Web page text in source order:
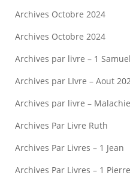
Archives Octobre 2024
Archives Octobre 2024
Archives par livre – 1 Samuel
Archives par LIvre – Aout
Archives par livre – Malachie
Archives Par Livre Ruth
Archives Par Livres – 1 Jean
Archives Par Livres – 1 Pierre